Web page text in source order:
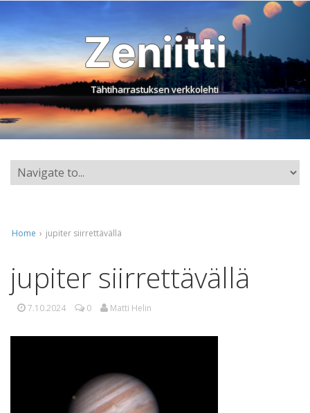
Zeniitti
Tähtiharrastuksen verkkolehti
Home › jupiter siirrettävällä
jupiter siirrettävällä
7.10.2024 0 Matti Helin